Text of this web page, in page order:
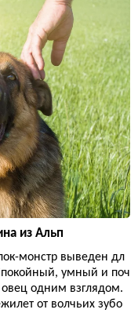
из Альп
монстр выведен дл
умный и поч
одним взглядом.
от волчьих зубо